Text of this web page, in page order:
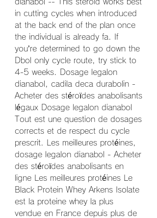
in cutting cycles when introduced
at the back end of the plan once
the individual is already fa. If
you’re determined to go down the
Dbol only cycle route, try stick to
4-5 weeks. Dosage legalon
dianabol, cadila deca durabolin -
Acheter des stéroïdes anabolisants
légaux Dosage legalon dianabol
Tout est une question de dosages
corrects et de respect du cycle
prescrit. Les meilleures protéines,
dosage legalon dianabol - Acheter
des stéroïdes anabolisants en
ligne Les meilleures protéines Le
Black Protein Whey Arkens Isolate
est la proteine whey la plus
vendue en France depuis plus de